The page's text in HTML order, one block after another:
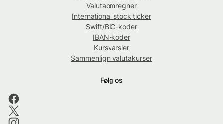
Valutaomregner
International stock ticker
Swift/BIC-koder
IBAN-koder
Kursvarsler
Sammenlign valutakurser
Følg os